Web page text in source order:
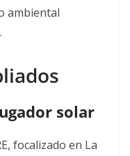
ambiental
solar
focalizado en La